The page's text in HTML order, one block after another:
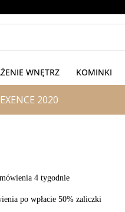
WNĘTRZ KOMINKI
2020
4 tygodnie
po wpłacie 50% zaliczki